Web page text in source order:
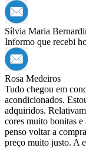
Sílvia Maria
Informo que recebi
Rosa Medeiros
Tudo chegou em
acondicionados.
adquiridos.
cores muito bonitas e
penso voltar a
preço muito justo. A